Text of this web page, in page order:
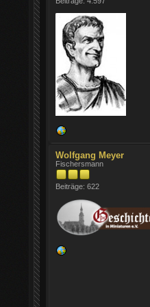
Wolfgang Meyer
Fischersmann
Beiträge: 622